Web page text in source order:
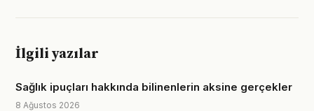
İlgili yazılar
Sağlık ipuçları hakkında bilinenlerin aksine gerçekler
8 Ağustos 2026